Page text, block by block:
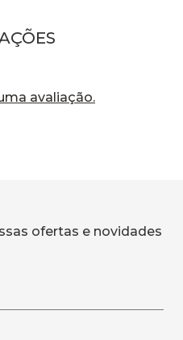
avaliação.
ofertas e novidades